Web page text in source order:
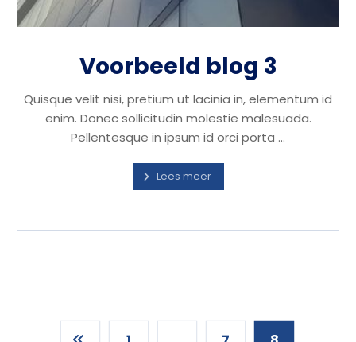
Voorbeeld blog 3
Quisque velit nisi, pretium ut lacinia in, elementum id
enim. Donec sollicitudin molestie malesuada.
Pellentesque in ipsum id orci porta ...
Lees meer